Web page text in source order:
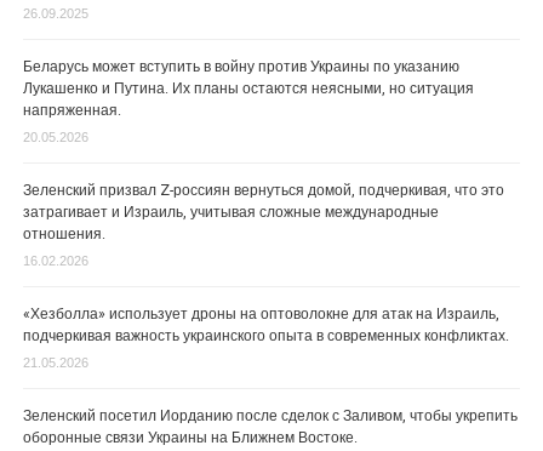
26.09.2025
Беларусь может вступить в войну против Украины по указанию
Лукашенко и Путина. Их планы остаются неясными, но ситуация
напряженная.
20.05.2026
Зеленский призвал Z-россиян вернуться домой, подчеркивая, что это
затрагивает и Израиль, учитывая сложные международные
отношения.
16.02.2026
«Хезболла» использует дроны на оптоволокне для атак на Израиль,
подчеркивая важность украинского опыта в современных конфликтах.
21.05.2026
Зеленский посетил Иорданию после сделок с Заливом, чтобы укрепить
оборонные связи Украины на Ближнем Востоке.